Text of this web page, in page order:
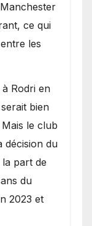
ce qui
les
Rodri en
bien
le club
décision du
part de
du
2023 et